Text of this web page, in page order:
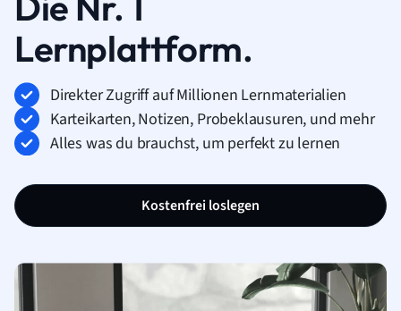
Lernplattform.
Direkter Zugriff auf Millionen Lernmaterialien
Karteikarten, Notizen, Probeklausuren, und mehr
Alles was du brauchst, um perfekt zu lernen
Kostenfrei loslegen